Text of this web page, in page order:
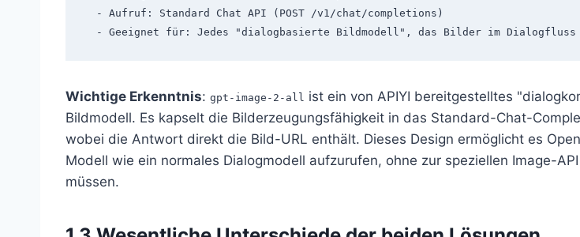
Wichtige Erkenntnis: gpt-image-2-all ist ein von APIYI bereitgestelltes
Bildmodell. Es kapselt die Bilderzeugungsfähigkeit in das Standard-Chat-
wobei die Antwort direkt die Bild-URL enthält. Dieses Design ermöglicht es
Modell wie ein normales Dialogmodell aufzurufen, ohne zur speziellen Image-
müssen.